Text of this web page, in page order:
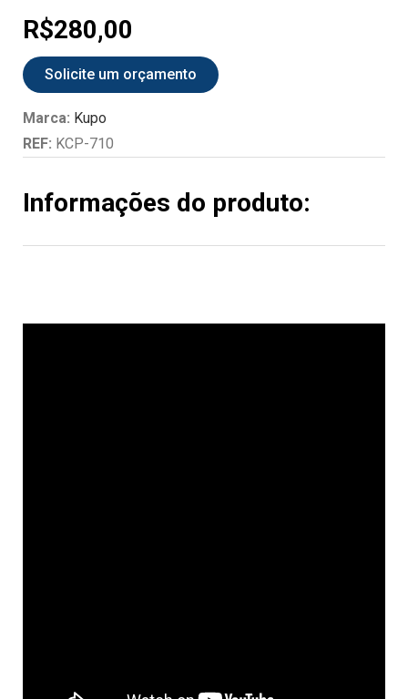
R$280,00
Solicite um orçamento
Marca: Kupo
REF: KCP-710
Informações do produto: